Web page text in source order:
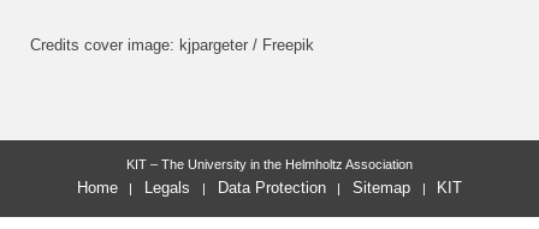
Credits cover image: kjpargeter / Freepik
KIT – The University in the Helmholtz Association
Home Legals Data Protection Sitemap KIT